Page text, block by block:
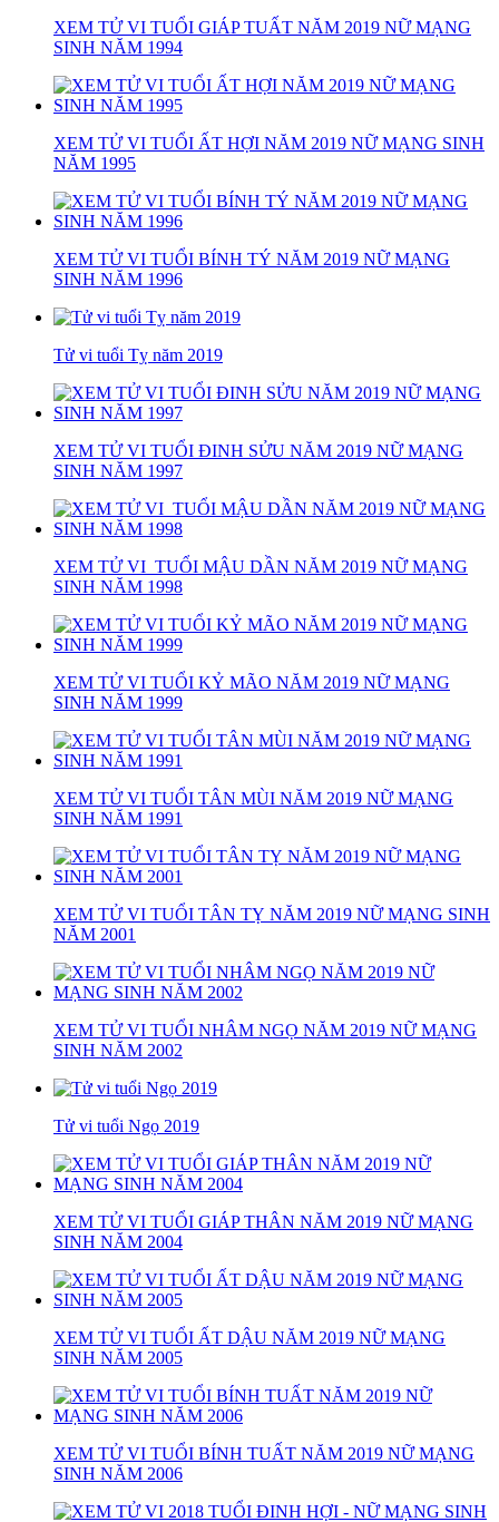
XEM TỬ VI TUỔI GIÁP TUẤT NĂM 2019 NỮ MẠNG
SINH NĂM 1994
XEM TỬ VI TUỔI ẤT HỢI NĂM 2019 NỮ MẠNG SINH
NĂM 1995
XEM TỬ VI TUỔI BÍNH TÝ NĂM 2019 NỮ MẠNG
SINH NĂM 1996
Tử vi tuổi Tỵ năm 2019
XEM TỬ VI TUỔI ĐINH SỬU NĂM 2019 NỮ MẠNG
SINH NĂM 1997
XEM TỬ VI TUỔI MẬU DẦN NĂM 2019 NỮ MẠNG
SINH NĂM 1998
XEM TỬ VI TUỔI KỶ MÃO NĂM 2019 NỮ MẠNG
SINH NĂM 1999
XEM TỬ VI TUỔI TÂN MÙI NĂM 2019 NỮ MẠNG
SINH NĂM 1991
XEM TỬ VI TUỔI TÂN TỴ NĂM 2019 NỮ MẠNG SINH
NĂM 2001
XEM TỬ VI TUỔI NHÂM NGỌ NĂM 2019 NỮ MẠNG
SINH NĂM 2002
Tử vi tuổi Ngọ 2019
XEM TỬ VI TUỔI GIÁP THÂN NĂM 2019 NỮ MẠNG
SINH NĂM 2004
XEM TỬ VI TUỔI ẤT DẬU NĂM 2019 NỮ MẠNG
SINH NĂM 2005
XEM TỬ VI TUỔI BÍNH TUẤT NĂM 2019 NỮ MẠNG
SINH NĂM 2006